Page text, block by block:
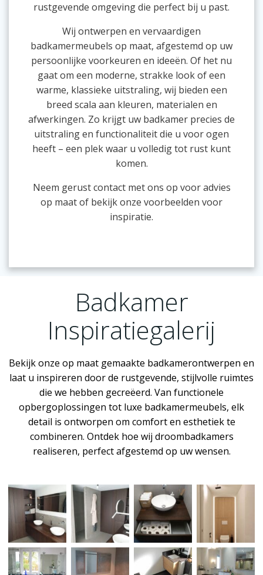
rustgevende omgeving die perfect bij u past.
Wij ontwerpen en vervaardigen
badkamermeubels op maat, afgestemd op uw
persoonlijke voorkeuren en ideeën. Of het nu
gaat om een moderne, strakke look of een
warme, klassieke uitstraling, wij bieden een
breed scala aan kleuren, materialen en
afwerkingen. Zo krijgt uw badkamer precies de
uitstraling en functionaliteit die u voor ogen
heeft – een plek waar u volledig tot rust kunt
komen.
Neem gerust contact met ons op voor advies
op maat of bekijk onze voorbeelden voor
inspiratie.
Badkamer
Inspiratiegalerij
Bekijk onze op maat gemaakte badkamerontwerpen en
laat u inspireren door de rustgevende, stijlvolle ruimtes
die we hebben gecreëerd. Van functionele
opbergoplossingen tot luxe badkamermeubels, elk
detail is ontworpen om comfort en esthetiek te
combineren. Ontdek hoe wij droombadkamers
realiseren, perfect afgestemd op uw wensen.